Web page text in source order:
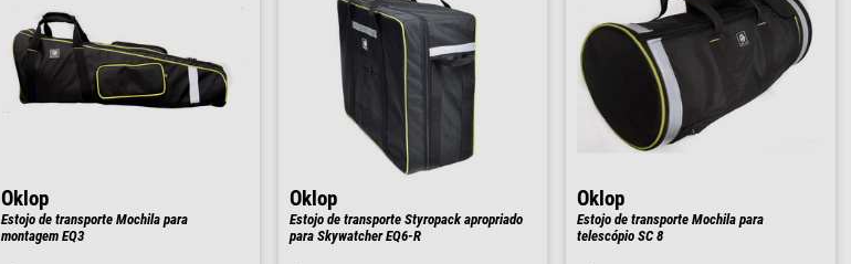
Oklop
Estojo de transporte Mochila para
montagem EQ3
Oklop
Estojo de transporte Styropack apropriado
para Skywatcher EQ6-R
Oklop
Estojo de transporte Mochila para
telescópio SC 8